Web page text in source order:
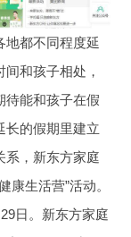
地都不同程度延
和孩子相处，
待能和孩子在假
长的假期里建立
系，新东方家庭
康生活营”活动。
日。新东方家庭